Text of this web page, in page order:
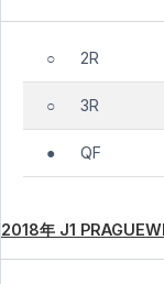
○ 2R
○ 3R
● QF
2018年 J1